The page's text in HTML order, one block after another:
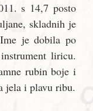
s 14,7 posto
skladnih je
je dobila po
liricu.
rubin boje i
jela i plavu ribu.